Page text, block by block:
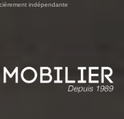
indépendante